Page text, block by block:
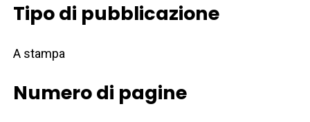
Tipo di pubblicazione
A stampa
Numero di pagine